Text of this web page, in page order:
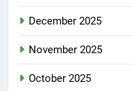
December 2025
November 2025
October 2025